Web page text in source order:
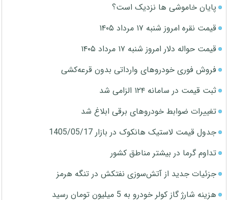
پایان خاموشی ها نزدیک است؟
قیمت نقره امروز شنبه ۱۷ مرداد ۱۴۰۵
قیمت حواله دلار امروز شنبه ۱۷ مرداد ۱۴۰۵
فروش فوری خودروهای وارداتی بدون قرعه‌کشی
ثبت قیمت در سامانه ۱۲۴ الزامی شد
تغییرات ضوابط خودروهای برقی ابلاغ شد
جدول قیمت لاستیک هانکوک در بازار 1405/05/17
تداوم گرما در بیشتر مناطق کشور
جزئیات جدید از آتش‌سوزی نفتکش در تنگه هرمز
هزینه شارژ گاز کولر خودرو به 5 میلیون تومان رسید